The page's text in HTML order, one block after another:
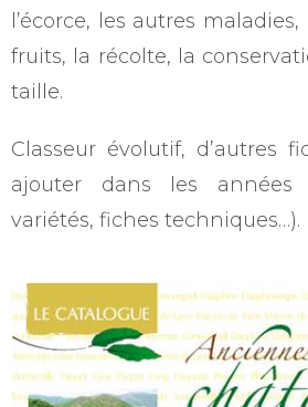
l’écorce, les autres
fruits, la récolte, la
taille.
Classeur évolutif, d’autres
ajouter dans les
variétés, fiches techniques…).